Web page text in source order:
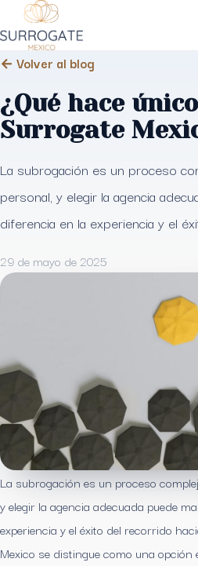
← Volver al blog
¿Qué hace
Surrogate
La subrogación es un proceso
personal, y elegir la agencia
diferencia en la experiencia y el
29 de mayo de 2025
La subrogación es un proceso
y elegir la agencia adecuada puede
experiencia y el éxito del recorrido
Mexico se distingue como una opción